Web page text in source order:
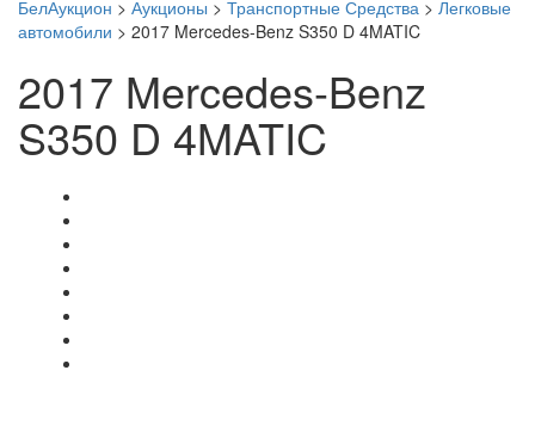
БелАукцион > Аукционы > Транспортные Средства > Легковые
автомобили > 2017 Mercedes-Benz S350 D 4MATIC
2017 Mercedes-Benz
S350 D 4MATIC